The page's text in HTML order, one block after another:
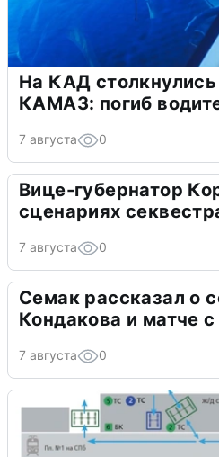
На КАД
КАМАЗ: погиб
7 августа 0
Вице-губернатор
сценариях
7 августа 0
Семак рассказал о
Кондакова и матче
7 августа 0